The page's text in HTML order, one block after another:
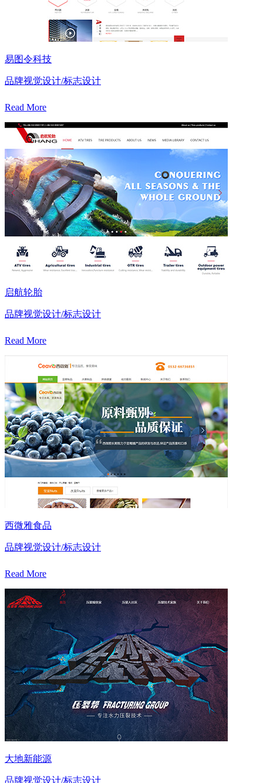
易图令科技
品牌视觉设计/标志设计
Read More
启航轮胎
品牌视觉设计/标志设计
Read More
西微雅食品
品牌视觉设计/标志设计
Read More
大地新能源
品牌视觉设计/标志设计